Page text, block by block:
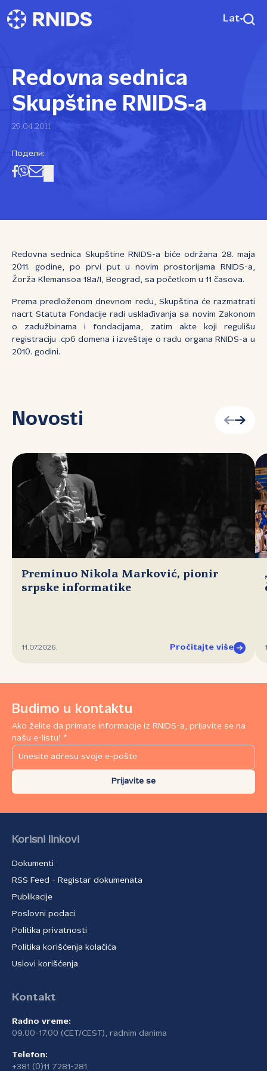
Lat
Redovna sednica
Skupštine RNIDS‑a
29.04.2011
Подели:
Redovna sednica Skupštine RNIDS-a biće održana 28. maja
2011. godine, po prvi put u novim prostorijama RNIDS-a,
Žorža Klemansoa 18a/I, Beograd, sa početkom u 11 časova.
Prema predloženom dnevnom redu, Skupština će razmatrati
nacrt Statuta Fondacije radi usklađivanja sa novim Zakonom
o zadužbinama i fondacijama, zatim akte koji regulišu
registraciju .срб domena i izveštaje o radu organa RNIDS-a u
2010. godini.
Novosti
Preminuo Nikola Marković, pionir
srpske informatike
11.07.2026. Pročitajte više
Budimo u kontaktu
Ako želite da primate informacije iz RNIDS-a, prijavite se na
našu e-listu! *
Prijavite se
Korisni linkovi
Dokumenti
RSS Feed - Registar dokumenata
Publikacije
Poslovni podaci
Politika privatnosti
Politika korišćenja kolačića
Uslovi korišćenja
Kontakt
Radno vreme:
09.00-17.00 (CET/CEST), radnim danima
Telefon:
+381 (0)11 7281-281